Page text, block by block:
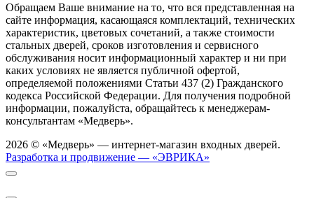
Обращаем Ваше внимание на то, что вся представленная на
сайте информация, касающаяся комплектаций, технических
характеристик, цветовых сочетаний, а также стоимости
стальных дверей, сроков изготовления и сервисного
обслуживания носит информационный характер и ни при
каких условиях не является публичной офертой,
определяемой положениями Статьи 437 (2) Гражданского
кодекса Российской Федерации. Для получения подробной
информации, пожалуйста, обращайтесь к менеджерам-
консультантам «Медверь».
2026 © «Медверь» — интернет-магазин входных дверей.
Разработка и продвижение — «ЭВРИКА»